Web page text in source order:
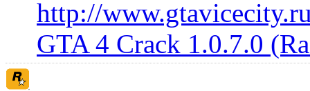
http://
GTA 4 Crack 1.0.7.0